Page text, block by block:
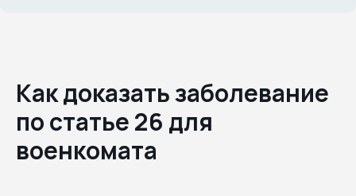
Как доказать заболевание
по статье 26 для
военкомата